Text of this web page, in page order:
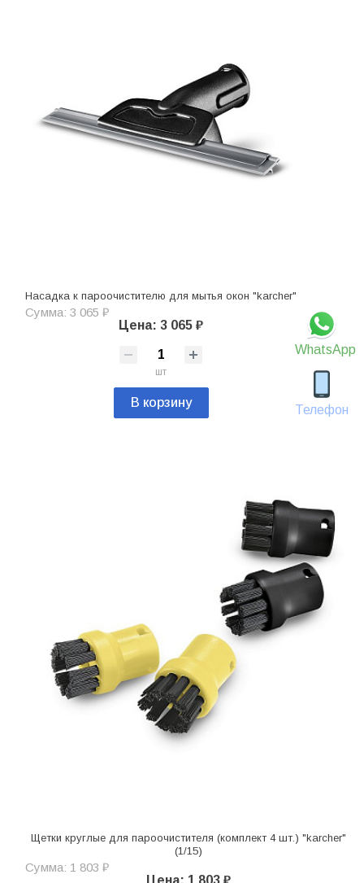
WhatsApp
Телефон
Насадка к пароочистителю для мытья окон "karcher"
Сумма: 3 065 ₽
Цена: 3 065 ₽
шт
В корзину
Щетки круглые для пароочистителя (комплект 4 шт.) "karcher"
(1/15)
Сумма: 1 803 ₽
Цена: 1 803 ₽